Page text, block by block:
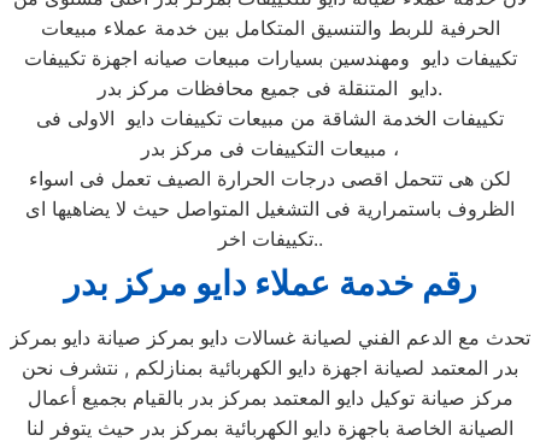
الحرفية للربط والتنسيق المتكامل بين خدمة عملاء مبيعات
تكييفات دايو ومهندسين بسيارات مبيعات صيانه اجهزة تكييفات
دايو المتنقلة فى جميع محافظات مركز بدر.
تكييفات الخدمة الشاقة من مبيعات تكييفات دايو الاولى فى
مبيعات التكييفات فى مركز بدر ،
لكن هى تتحمل اقصى درجات الحرارة الصيف تعمل فى اسواء
الظروف باستمرارية فى التشغيل المتواصل حيث لا يضاهيها اى
تكييفات اخر..
رقم خدمة عملاء دايو مركز بدر
تحدث مع الدعم الفني لصيانة غسالات دايو بمركز صيانة دايو بمركز
بدر المعتمد لصيانة اجهزة دايو الكهربائية بمنازلكم , نتشرف نحن
مركز صيانة توكيل دايو المعتمد بمركز بدر بالقيام بجميع أعمال
الصيانة الخاصة باجهزة دايو الكهربائية بمركز بدر حيث يتوفر لنا